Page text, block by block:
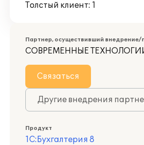
Толстый клиент: 1
Партнер, осуществивший внедрение/
СОВРЕМЕННЫЕ
Связаться
Другие внедрения
Продукт
1С:Бухгалтерия 8